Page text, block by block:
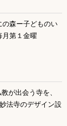
森ー子どものい
第１金曜
が出会う寺を、
法寺のデザイン設